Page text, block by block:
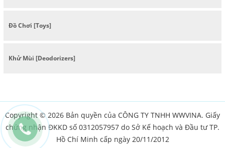
Đồ Chơi [Toys]
Khử Mùi [Deodorizers]
Copyright © 2026 Bản quyền của CÔNG TY TNHH WWVINA. Giấy
chứng nhận ĐKKD số 0312057957 do Sở Kế hoạch và Đầu tư TP.
Hồ Chí Minh cấp ngày 20/11/2012